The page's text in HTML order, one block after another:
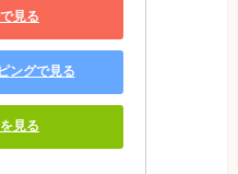
見る
ングで見る
見る